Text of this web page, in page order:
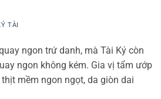
TÀI
ngon trứ danh, mà Tài Ký còn
ngon không kém. Gia vị tẩm ướp
mềm ngon ngọt, da giòn dai